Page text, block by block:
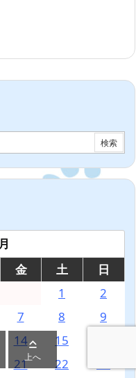
金 土
日
1
2
7 8
9
14 15
21 22

上へ